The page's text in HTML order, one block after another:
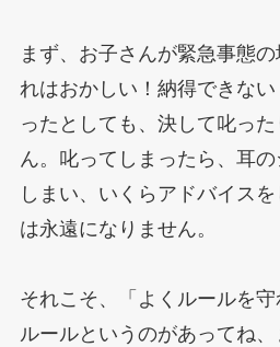
まず、お子さんが緊急事態
れはおかしい！納得できな
ったとしても、決して叱っ
ん。叱ってしまったら、耳
しまい、いくらアドバイス
は永遠になりません。
それこそ、「よくルールを
ルールというのがあってね